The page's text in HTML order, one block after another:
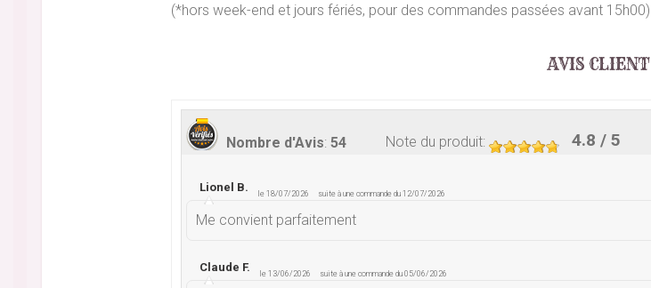
(*hors week-end et jours fériés, pour des commandes passées avant 15h00)
AVIS CLIENT
Nombre d'Avis: 54 Note du produit: 4.8 / 5
Lionel B. le 18/07/2026 suite à une commande du 12/07/2026
Me convient parfaitement
Claude F. le 13/06/2026 suite à une commande du 05/06/2026